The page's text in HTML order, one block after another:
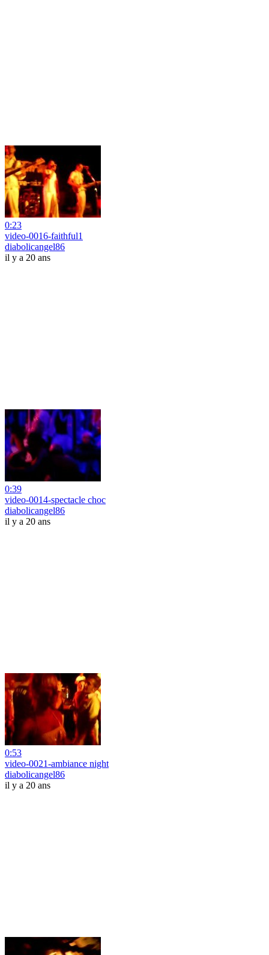
0:23
video-0016-faithful1
diabolicangel86
il y a 20 ans
0:39
video-0014-spectacle choc
diabolicangel86
il y a 20 ans
0:53
video-0021-ambiance night
diabolicangel86
il y a 20 ans